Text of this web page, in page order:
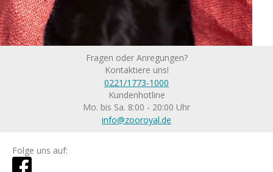
Fragen oder Anregungen?
Kontaktiere uns!
0221/1773-1000
Kundenhotline
Mo. bis Sa. 8:00 - 20:00 Uhr
info@zooroyal.de
Folge uns auf: